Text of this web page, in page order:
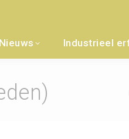
Nieuws Industrieel